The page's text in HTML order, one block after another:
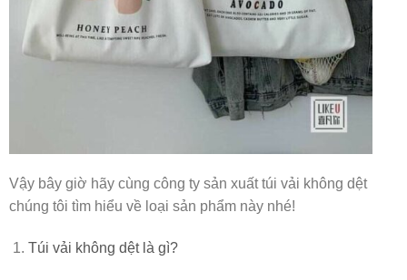
Vậy bây giờ hãy cùng công ty sản xuất túi vải không dệt
chúng tôi tìm hiểu về loại sản phẩm này nhé!
Túi vải không dệt là gì?